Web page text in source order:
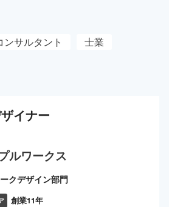
ンサルタント
士業
イナー
ルワークス
クデザイン部門
創業11年